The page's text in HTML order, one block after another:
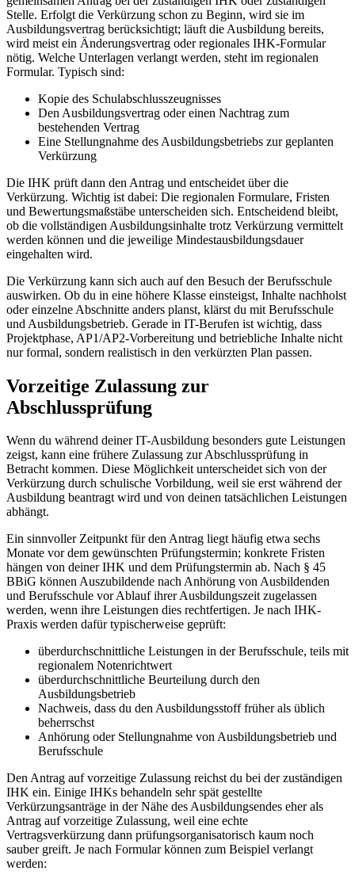
Stelle. Erfolgt die Verkürzung schon zu Beginn, wird sie im
Ausbildungsvertrag berücksichtigt; läuft die Ausbildung bereits,
wird meist ein Änderungsvertrag oder regionales IHK-Formular
nötig. Welche Unterlagen verlangt werden, steht im regionalen
Formular. Typisch sind:
Kopie des Schulabschlusszeugnisses
Den Ausbildungsvertrag oder einen Nachtrag zum
bestehenden Vertrag
Eine Stellungnahme des Ausbildungsbetriebs zur geplanten
Verkürzung
Die IHK prüft dann den Antrag und entscheidet über die
Verkürzung. Wichtig ist dabei: Die regionalen Formulare, Fristen
und Bewertungsmaßstäbe unterscheiden sich. Entscheidend bleibt,
ob die vollständigen Ausbildungsinhalte trotz Verkürzung vermittelt
werden können und die jeweilige Mindestausbildungsdauer
eingehalten wird.
Die Verkürzung kann sich auch auf den Besuch der Berufsschule
auswirken. Ob du in eine höhere Klasse einsteigst, Inhalte nachholst
oder einzelne Abschnitte anders planst, klärst du mit Berufsschule
und Ausbildungsbetrieb. Gerade in IT-Berufen ist wichtig, dass
Projektphase, AP1/AP2-Vorbereitung und betriebliche Inhalte nicht
nur formal, sondern realistisch in den verkürzten Plan passen.
Vorzeitige Zulassung zur
Abschlussprüfung
Wenn du während deiner IT-Ausbildung besonders gute Leistungen
zeigst, kann eine frühere Zulassung zur Abschlussprüfung in
Betracht kommen. Diese Möglichkeit unterscheidet sich von der
Verkürzung durch schulische Vorbildung, weil sie erst während der
Ausbildung beantragt wird und von deinen tatsächlichen Leistungen
abhängt.
Ein sinnvoller Zeitpunkt für den Antrag liegt häufig etwa sechs
Monate vor dem gewünschten Prüfungstermin; konkrete Fristen
hängen von deiner IHK und dem Prüfungstermin ab. Nach § 45
BBiG können Auszubildende nach Anhörung von Ausbildenden
und Berufsschule vor Ablauf ihrer Ausbildungszeit zugelassen
werden, wenn ihre Leistungen dies rechtfertigen. Je nach IHK-
Praxis werden dafür typischerweise geprüft:
überdurchschnittliche Leistungen in der Berufsschule, teils mit
regionalem Notenrichtwert
überdurchschnittliche Beurteilung durch den
Ausbildungsbetrieb
Nachweis, dass du den Ausbildungsstoff früher als üblich
beherrschst
Anhörung oder Stellungnahme von Ausbildungsbetrieb und
Berufsschule
Den Antrag auf vorzeitige Zulassung reichst du bei der zuständigen
IHK ein. Einige IHKs behandeln sehr spät gestellte
Verkürzungsanträge in der Nähe des Ausbildungsendes eher als
Antrag auf vorzeitige Zulassung, weil eine echte
Vertragsverkürzung dann prüfungsorganisatorisch kaum noch
sauber greift. Je nach Formular können zum Beispiel verlangt
werden: